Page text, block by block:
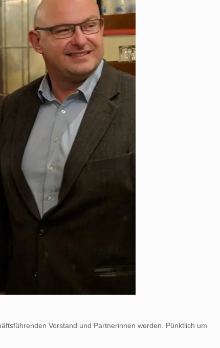
Vorstand und Partnerinnen werden. Pünktlich um